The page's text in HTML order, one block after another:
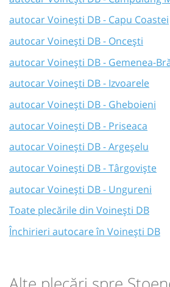
autocar Voinești DB - Capu Coastei
autocar Voinești DB - Oncești
autocar Voinești DB - Gemenea-
autocar Voinești DB - Izvoarele
autocar Voinești DB - Gheboieni
autocar Voinești DB - Priseaca
autocar Voinești DB - Argeșelu
autocar Voinești DB - Târgoviște
autocar Voinești DB - Ungureni
Toate plecările din Voinești DB
Închirieri autocare în Voinești DB